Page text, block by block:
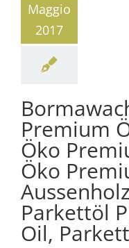
Maggio
2017
Premium
Öko
Öko
Parkettöl
Oil,